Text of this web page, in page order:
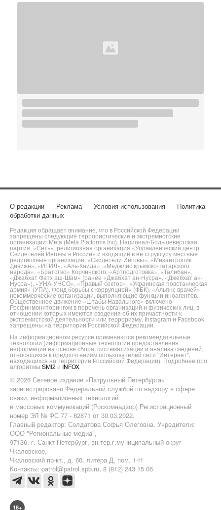
О редакции Реклама Условия использования
Политика
обработки данных
Редакция обращает внимание, что в Российской Федерации
запрещены следующие террористические и экстремистские
организации: Meta (Meta Platforms Inc), Национал-Большевистская
партия, «Сеть», религиозная организация «Управленческий центр
Свидетелей Иеговы в России» и входящие в ее структуру местные
религиозные организации, «Свидетели Иеговы», «Мизантропик
Дивижн», «ИГИЛ», «Аль-Каида», «Меджлис крымско-татарского
народа», «Братство» Корчинского, «Артподготовка», «Талибан»,
«Джабхат Фатх аш-Шам» (ранее «Джабхат ан-Нусра», «Джебхат ан-
Нусра»), «УНА-УНСО», «Правый сектор», «Украинская повстанческая
армия» (УПА). Фонд борьбы с коррупцией» (ФБК), «Альянс врачей» -
некоммерческие организации, выполняющие функции иноагентов.
Общественное движение «Штабы Навального» включено
Росфинмониторингом в перечень организаций и физических лиц, в
отношении которых имеются сведения об их причастности к
экстремистской деятельности или терроризму. Instagram и Facebook
запрещены на территории Российской Федерации.
На информационном ресурсе применяются рекомендательные
технологии (информационные технологии предоставления
информации на основе сбора, систематизации и анализа сведений,
относящихся к предпочтениям пользователей сети "Интернет",
находящихся на территории Российской Федерации). Подробнее про
алгоритмы SMI2 и INFOX
© 2026 Сетевое издание «Патрульный Петербурга»
зарегистрировано Федеральной службой по надзору в сфере
связи, информационных технологий
и массовых коммуникаций (Роскомнадзор) Регистрационный
номер ЭЛ № ФС 77 - 82871 от 30.03.2022.
Главный редактор: Солдатова Софья Олеговна. Учредители:
ООО "Региональные медиа",
97136, г. Санкт-Петербург, вн.тер.г.муниципальный округ
Чкаловское,
Чкаловский пр-кт., д. 60, литера Д, пом. 1-Н
Контакты: patrol@patrol.spb.ru, 8 (812) 243 15 06
18+